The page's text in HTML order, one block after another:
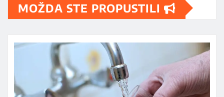
MOŽDA STE PROPUSTILI